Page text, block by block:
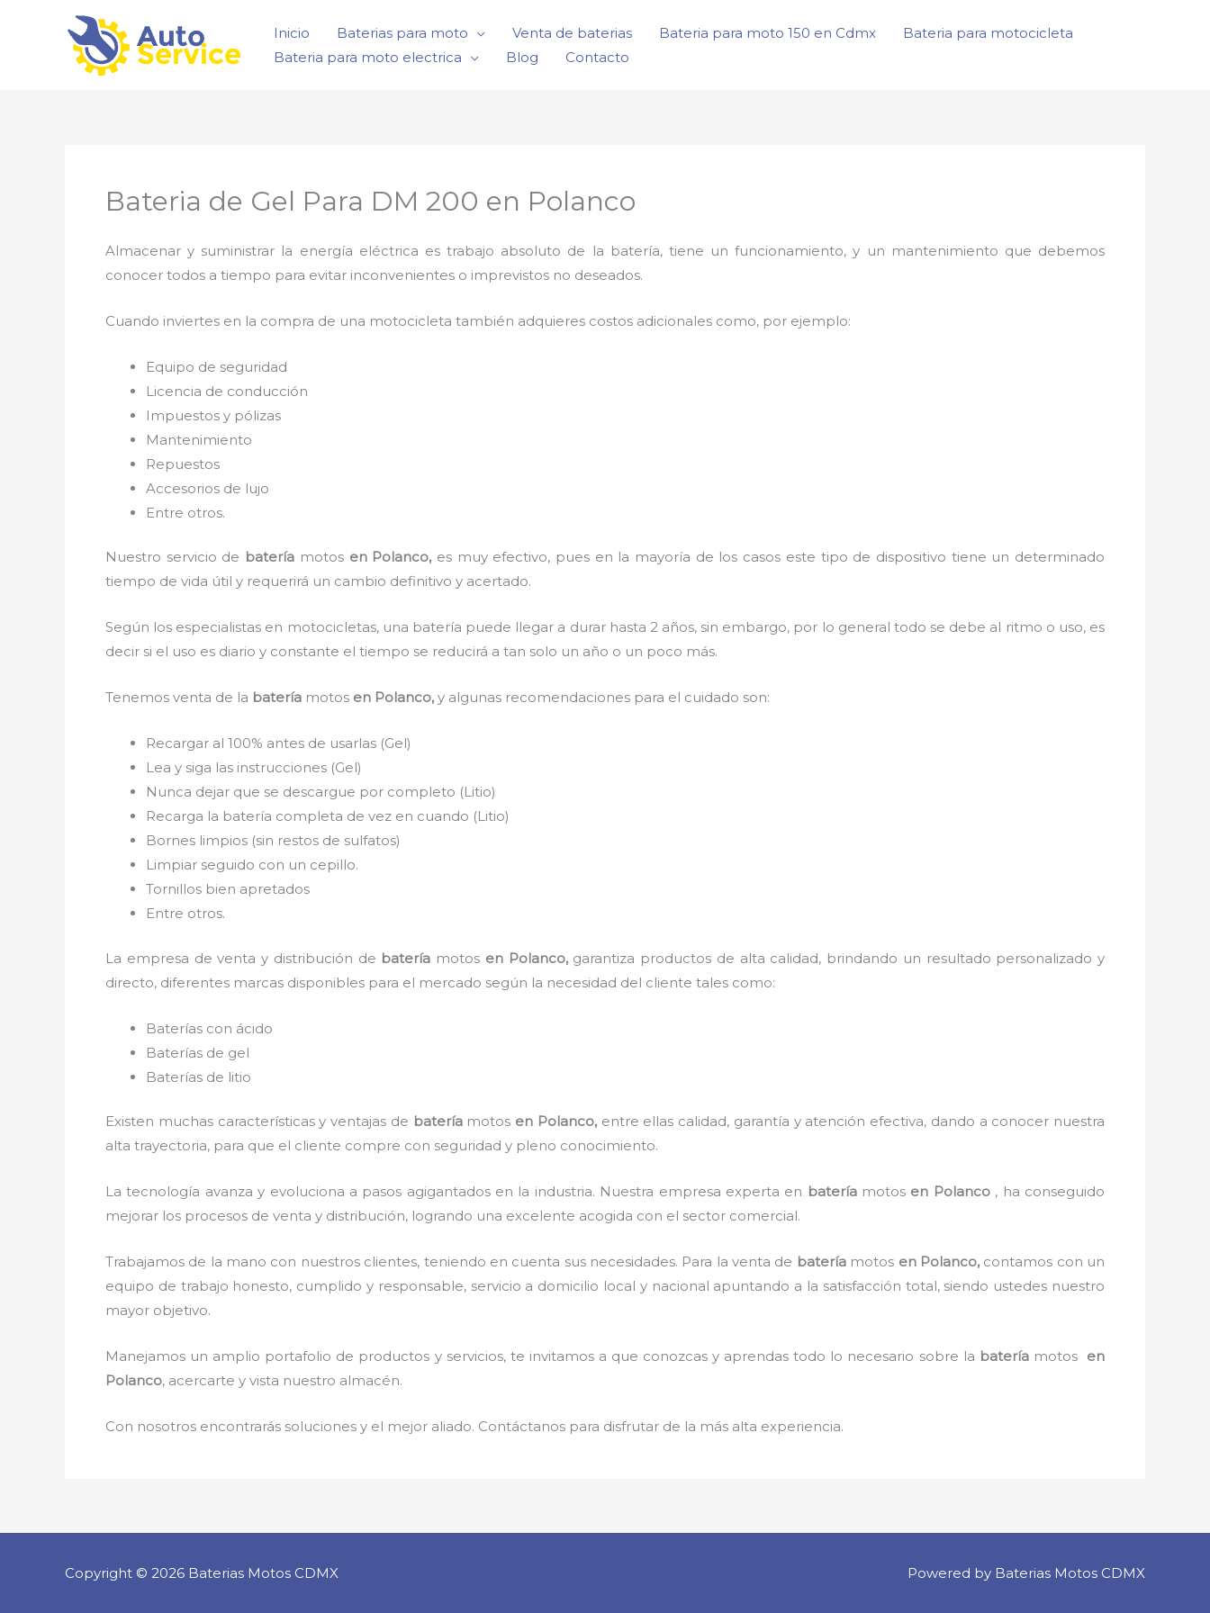
Inicio Baterias para moto Venta de baterias Bateria para moto 150 en Cdmx
Bateria para motocicleta
Bateria para moto electrica
Blog Contacto
Bateria de Gel Para DM 200 en Polanco
Almacenar y suministrar la energía eléctrica es trabajo absoluto de la batería, tiene un funcionamiento, y un mantenimiento que debemos
conocer todos a tiempo para evitar inconvenientes o imprevistos no deseados.
Cuando inviertes en la compra de una motocicleta también adquieres costos adicionales como, por ejemplo:
Equipo de seguridad
Licencia de conducción
Impuestos y pólizas
Mantenimiento
Repuestos
Accesorios de lujo
Entre otros.
Nuestro servicio de batería motos en Polanco, es muy efectivo, pues en la mayoría de los casos este tipo de dispositivo tiene un determinado
tiempo de vida útil y requerirá un cambio definitivo y acertado.
Según los especialistas en motocicletas, una batería puede llegar a durar hasta 2 años, sin embargo, por lo general todo se debe al ritmo o uso, es
decir si el uso es diario y constante el tiempo se reducirá a tan solo un año o un poco más.
Tenemos venta de la batería motos en Polanco, y algunas recomendaciones para el cuidado son:
Recargar al 100% antes de usarlas (Gel)
Lea y siga las instrucciones (Gel)
Nunca dejar que se descargue por completo (Litio)
Recarga la batería completa de vez en cuando (Litio)
Bornes limpios (sin restos de sulfatos)
Limpiar seguido con un cepillo.
Tornillos bien apretados
Entre otros.
La empresa de venta y distribución de batería motos en Polanco, garantiza productos de alta calidad, brindando un resultado personalizado y
directo, diferentes marcas disponibles para el mercado según la necesidad del cliente tales como:
Baterías con ácido
Baterías de gel
Baterías de litio
Existen muchas características y ventajas de bateríamotos en Polanco, entre ellas calidad, garantía y atención efectiva, dando a conocer nuestra
alta trayectoria, para que el cliente compre con seguridad y pleno conocimiento.
La tecnología avanza y evoluciona a pasos agigantados en la industria. Nuestra empresa experta en bateríamotos en Polanco , ha conseguido
mejorar los procesos de venta y distribución, logrando una excelente acogida con el sector comercial.
Trabajamos de la mano con nuestros clientes, teniendo en cuenta sus necesidades. Para laventa de bateríamotos en Polanco, contamos con un
equipo de trabajo honesto, cumplido y responsable, servicio a domicilio local y nacional apuntando a la satisfacción total, siendo ustedes nuestro
mayor objetivo.
Manejamos un amplio portafolio de productos y servicios, te invitamos a que conozcas y aprendas todo lo necesario sobre la bateríamotosen
Polanco, acercarte y vista nuestro almacén.
Con nosotros encontrarás soluciones y el mejor aliado. Contáctanos para disfrutar de la más alta experiencia.
Copyright © 2026 Baterias Motos CDMX Powered by Baterias Motos CDMX